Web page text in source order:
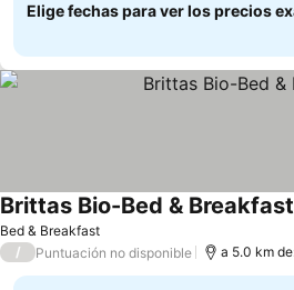
Elige fechas para ver los precios
Bed & Breakfast
Brittas Bio-Bed & Breakfast
/ Puntuación no disponible a 5.0 km